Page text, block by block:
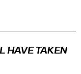
HAVE TAKEN